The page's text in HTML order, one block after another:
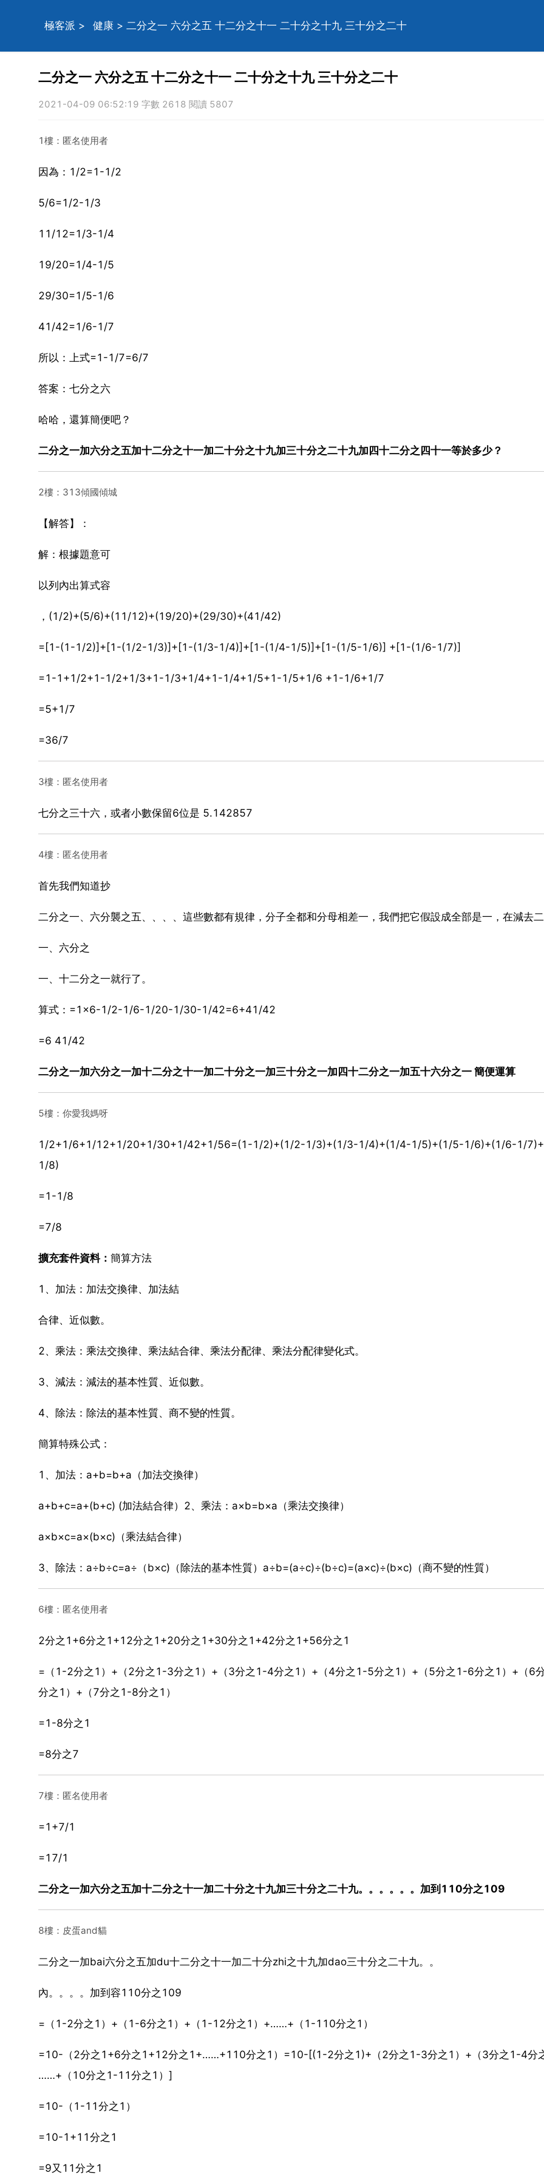
極客派 > 健康 > 二分之一 六分之五 十二分之十一 二十分之十九 三十分之二十
二分之一 六分之五 十二分之十一 二十分之十九 三十分之二十
2021-04-09 06:52:19 字數 2618 閱讀 5807
1樓：匿名使用者
因為：1/2=1-1/2
5/6=1/2-1/3
11/12=1/3-1/4
19/20=1/4-1/5
29/30=1/5-1/6
41/42=1/6-1/7
所以：上式=1-1/7=6/7
答案：七分之六
哈哈，還算簡便吧？
二分之一加六分之五加十二分之十一加二十分之十九加三十分之二十九加四十二分之四十一等於多少？
2樓：313傾國傾城
【解答】：
解：根據題意可
以列內出算式容
，(1/2)+(5/6)+(11/12)+(19/20)+(29/30)+(41/42)
=[1-(1-1/2)]+[1-(1/2-1/3)]+[1-(1/3-1/4)]+[1-(1/4-1/5)]+[1-(1/5-1/6)] +[1-(1/6-1/7)]
=1-1+1/2+1-1/2+1/3+1-1/3+1/4+1-1/4+1/5+1-1/5+1/6 +1-1/6+1/7
=5+1/7
=36/7
3樓：匿名使用者
七分之三十六，或者小數保留6位是 5.142857
4樓：匿名使用者
首先我們知道抄
二分之一、六分襲之五、、、、這些數都有規律，分子全都和分母相差一，我們把它假設成全部是一，在減去
一、六分之
一、十二分之一就行了。
算式：=1×6-1/2-1/6-1/20-1/30-1/42=6+41/42
=6 41/42
二分之一加六分之一加十二分之十一加二十分之一加三十分之一加四十二分之一加五十六分之一 簡便運算
5樓：你愛我媽呀
1/2+1/6+1/12+1/20+1/30+1/42+1/56=(1-1/2)+(1/2-1/3)+(1/3-1/4)+(1/4-1/5)+(1/5-1/6)+(1/6-1/
1/8)
=1-1/8
=7/8
擴充套件資料： 簡算方法
1、加法：加法交換律、加法結
合律、近似數。
2、乘法：乘法交換律、乘法結合律、乘法分配律、乘法分配律變化式。
3、減法：減法的基本性質、近似數。
4、除法：除法的基本性質、商不變的性質。
簡算特殊公式：
1、加法：a+b=b+a（加法交換律）
a+b+c=a+(b+c) (加法結合律）2、乘法：a×b=b×a（乘法交換律）
a×b×c=a×(b×c)（乘法結合律）
3、除法：a÷b÷c=a÷（b×c)（除法的基本性質）a÷b=(a÷c)÷(b÷c)=(a×c)÷(b×c)（商不變的性質）
6樓：匿名使用者
2分之1+6分之1+12分之1+20分之1+30分之1+42分之1+56分之1
=（1-2分之1）+（2分之1-3分之1）+（3分之1-4分之1）+（4分之1-5分之1）+（5分之1-6分之1）+（6
分之1）+（7分之1-8分之1）
=1-8分之1
=8分之7
7樓：匿名使用者
=1+7/1
=17/1
二分之一加六分之五加十二分之十一加二十分之十九加三十分之二十九。。。。。。加到110分之109
8樓：皮蛋and貓
二分之一加bai六分之五加du十二分之十一加二十分zhi之十九加dao三十分之二十九。。
內。。。。加到容110分之109
=（1-2分之1）+（1-6分之1）+（1-12分之1）+……+（1-110分之1）
=10-（2分之1+6分之1+12分之1+……+110分之1）=10-[(1-2分之1)+（2分之1-3分之1）+（3分之1-4分
……+（10分之1-11分之1）]
=10-（1-11分之1）
=10-1+11分之1
=9又11分之1